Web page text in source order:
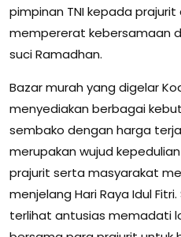
pimpinan TNI kepada
mempererat kebersamaan
suci Ramadhan.
Bazar murah yang digelar
menyediakan berbagai
sembako dengan harga
merupakan wujud
prajurit serta masyarakat
menjelang Hari Raya Idul
terlihat antusias memadati